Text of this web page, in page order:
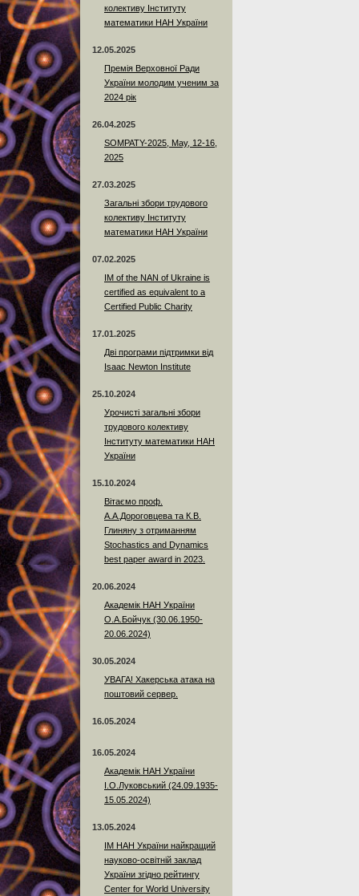
колективу Інституту
математики НАН України
12.05.2025
Премія Верховної Ради
України молодим ученим за
2024 рік
26.04.2025
SOMPATY-2025, May, 12-16,
2025
27.03.2025
Загальні збори трудового
колективу Інституту
математики НАН України
07.02.2025
IM of the NAN of Ukraine is
certified as equivalent to a
Certified Public Charity
17.01.2025
Дві програми підтримки від
Isaac Newton Institute
25.10.2024
Урочисті загальні збори
трудового колективу
Інституту математики НАН
України
15.10.2024
Вітаємо проф.
А.А.Дороговцева та К.В.
Глиняну з отриманням
Stochastics and Dynamics
best paper award in 2023.
20.06.2024
Академік НАН України
О.А.Бойчук (30.06.1950-
20.06.2024)
30.05.2024
УВАГА! Хакерська атака на
поштовий сервер.
16.05.2024
16.05.2024
Академік НАН України
І.О.Луковський (24.09.1935-
15.05.2024)
13.05.2024
ІМ НАН України найкращий
науково-освітній заклад
України згідно рейтингу
Center for World University